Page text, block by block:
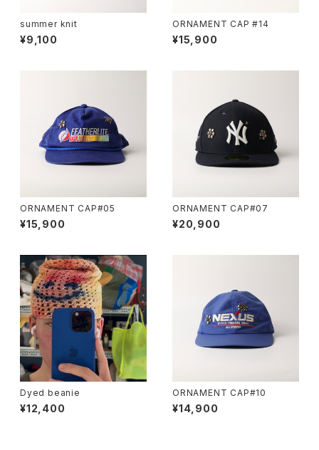
summer knit
¥9,100
ORNAMENT CAP #14
¥15,900
ORNAMENT CAP#05
¥15,900
ORNAMENT CAP#07
¥20,900
Dyed beanie
¥12,400
ORNAMENT CAP#10
¥14,900